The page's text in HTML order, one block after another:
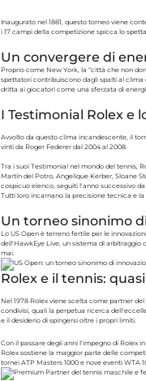
Inaugurato nel 1881, questo torneo viene
i 17 campi della competizione spicca lo
Un convergere di
Proprio come New York, la “città che non
spettatori contribuiscono dagli spalti al
dritta ai giocatori come una sferzata di
I Testimonial Rolex e
Avvolto da questo clima incandescente, il
vinti da Roger Federer dal 2004 al 2008.
Tra i suoi Testimonial nel mondo del tennis,
Martín del Potro, Angelique Kerber, Sloane
cospicuo elenco, seguiti l'anno successivo
Tutti loro incarnano la precisione tecnica e
Un torneo sinonimo
Lo US Open è terreno fertile per le
dell'HawkEye Live, un sistema di
mai.
Rolex e il tennis:
Nel 1978 Rolex viene scelta come partner
condivisi, quali la perpetua ricerca
e il desiderio di spingersi oltre i propri limiti.
Con il passare degli anni l'impegno di Rolex
Rolex sostiene la maggior parte delle
tornei ATP Masters 1000 e nove eventi WTA